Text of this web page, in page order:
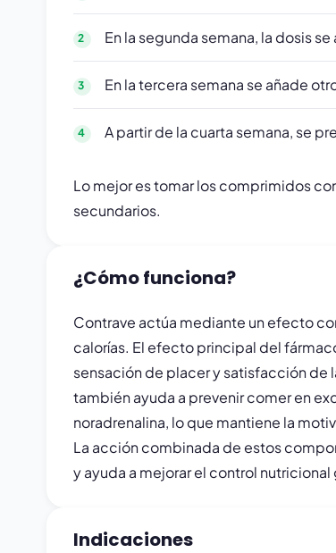
En la segunda semana, la dosis
En la tercera semana se añade
A partir de la cuarta semana, se
Lo mejor es tomar los comprimidos
secundarios.
¿Cómo funciona?
Contrave actúa mediante un efecto
calorías. El efecto principal del
sensación de placer y satisfacción de
también ayuda a prevenir comer en
noradrenalina, lo que mantiene la
La acción combinada de estos
y ayuda a mejorar el control nutricional
Indicaciones